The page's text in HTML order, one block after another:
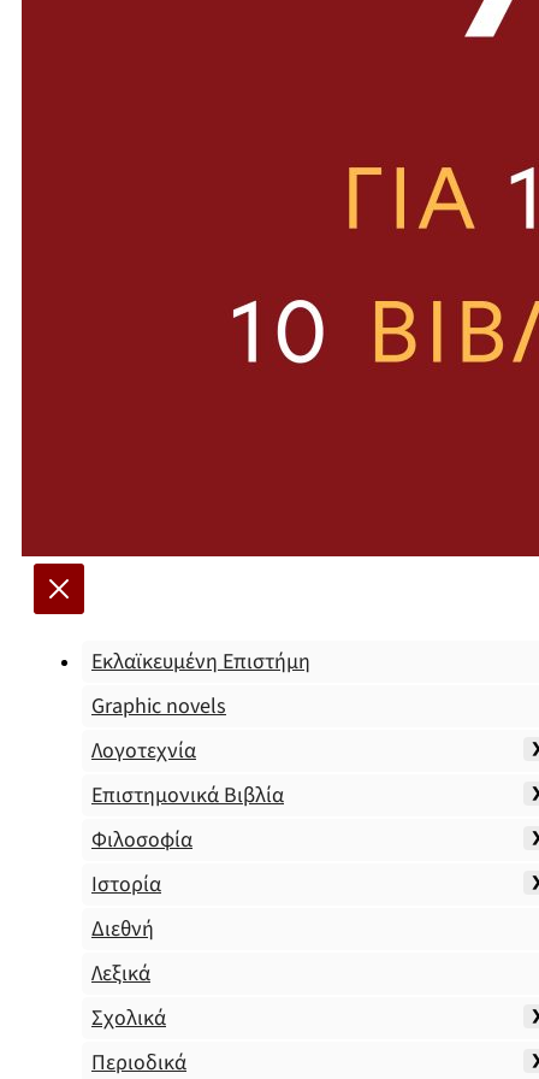
Εκλαϊκευμένη Επιστήμη
Graphic novels
Λογοτεχνία
Επιστημονικά Βιβλία
Φιλοσοφία
Ιστορία
Διεθνή
Λεξικά
Σχολικά
Περιοδικά